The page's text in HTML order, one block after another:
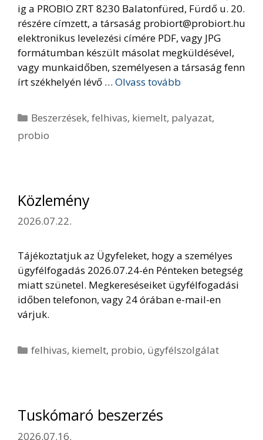
ig a PROBIO ZRT 8230 Balatonfüred, Fürdő u. 20.
részére címzett, a társaság probiort@probiort.hu
elektronikus levelezési címére PDF, vagy JPG
formátumban készült másolat megküldésével,
vagy munkaidőben, személyesen a társaság fenn
írt székhelyén lévő … Olvass tovább
Kategória
Beszerzések,felhivas, kiemelt, palyazat,
probio
Közlemény
2026.07.22.
Tájékoztatjuk az Ügyfeleket, hogy a személyes
ügyfélfogadás 2026.07.24-én Pénteken betegség
miatt szünetel. Megkereséseiket ügyfélfogadási
időben telefonon, vagy 24 órában e-mail-en
várjuk.
Kategória
felhivas, kiemelt, probio, ügyfélszolgálat
Tuskómaró beszerzés
2026.07.16.